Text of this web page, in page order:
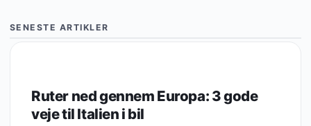
SENESTE ARTIKLER
Ruter ned gennem Europa: 3 gode
veje til Italien i bil